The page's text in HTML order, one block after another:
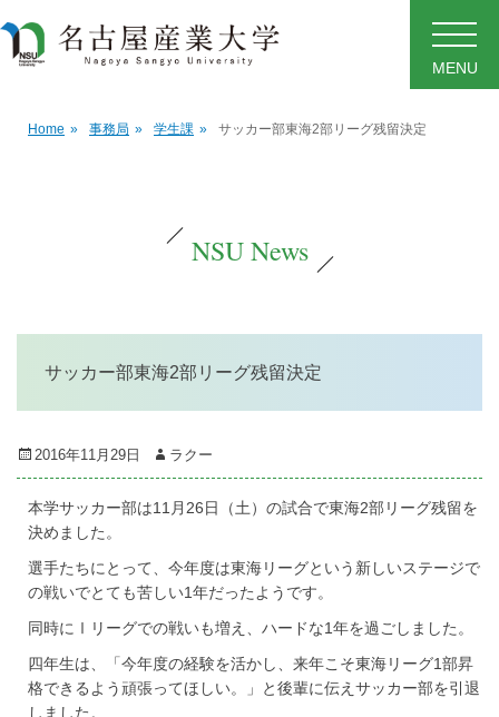
MENU
Home » 事務局 » 学生課 » サッカー部東海2部リーグ残留決定
NSU News
サッカー部東海2部リーグ残留決定
Posted
on
2016年11月29日 Author
ラクー
本学サッカー部は11月26日（土）の試合で東海2部リーグ残留を
決めました。
選手たちにとって、今年度は東海リーグという新しいステージで
の戦いでとても苦しい1年だったようです。
同時にⅠリーグでの戦いも増え、ハードな1年を過ごしました。
四年生は、「今年度の経験を活かし、来年こそ東海リーグ1部昇
格できるよう頑張ってほしい。」と後輩に伝えサッカー部を引退
しました。